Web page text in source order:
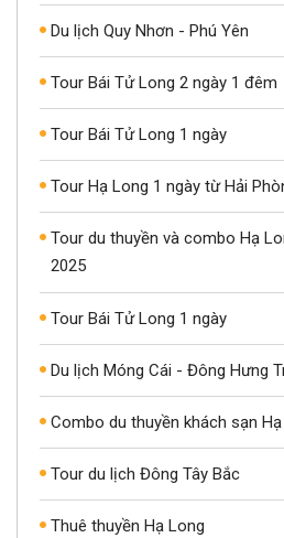
Du lịch Quy Nhơn - Phú Yên
Tour Bái Tử Long 2 ngày 1 đêm
Tour Bái Tử Long 1 ngày
Tour Hạ Long 1 ngày từ Hải
Tour du thuyền và combo Hạ
2025
Tour Bái Tử Long 1 ngày
Du lịch Móng Cái - Đông Hưng
Combo du thuyền khách sạn
Tour du lịch Đông Tây Bắc
Thuê thuyền Hạ Long